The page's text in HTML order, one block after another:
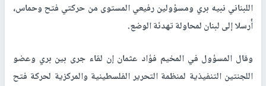
اللبناني نبيه بري ومسؤولين رفيعي المستوى من حركتي فتح وحماس،
أُرسلا إلى لبنان لمحاولة تهدئة الوضع.
وقال المسؤول في المخيم فؤاد عثمان إن لقاء جرى بين بري وعضو
اللجنتين التنفيذية لمنظمة التحرير الفلسطينية والمركزية لحركة فتح